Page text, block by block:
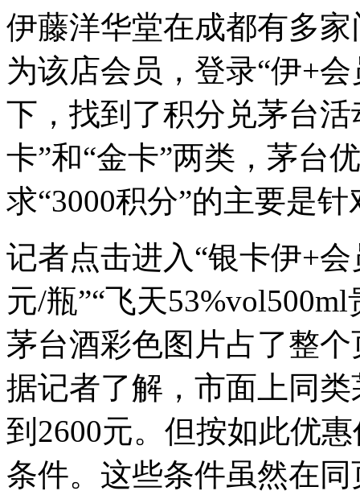
伊藤洋华堂在成都有多
为该店会员，登录“伊+
下，找到了积分兑茅台
卡”和“金卡”两类，茅台
求“3000积分”的主要是
记者点击进入“银卡伊+
元/瓶”“飞天
茅台酒彩色图片占了整
据记者了解，市面上同
到2600元。但按如此优
条件。这些条件虽然在